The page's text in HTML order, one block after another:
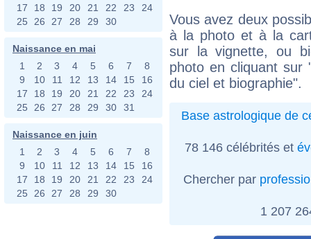
17
18 19 20 21 22 23
24
25
26 27 28 29 30
Naissance en mai
1
2 3 4 5 6 7
8
9
10 11 12 13 14 15
16
17
18 19 20 21 22 23
24
25
26 27 28 29 30 31
Naissance en juin
1
2 3 4 5 6 7
8
9
10 11 12 13 14 15
16
17
18 19 20 21 22 23
24
25
26 27 28 29 30
Vous avez deux
à la photo et à la
sur la vignette, ou
photo en cliquant sur
du ciel et biographie".
Base astrologique de
78 146 célébrités et
Chercher par
1 207